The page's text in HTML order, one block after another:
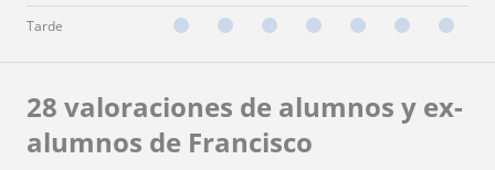
Tarde
28 valoraciones de alumnos y ex-
alumnos de Francisco